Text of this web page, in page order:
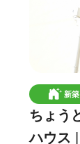
新築
ちょう
ハウス